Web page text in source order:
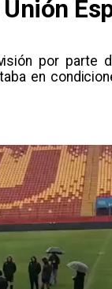
por parte
en